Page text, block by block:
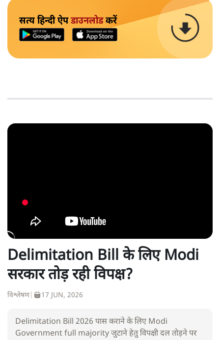
सत्य हिन्दी ऐपडाउनलोडकरें
Delimitation Bill के लिए Modi
सरकार तोड़ रही विपक्ष?
विश्लेषण| 17 JUN, 2026
Delimitation Bill 2026 पास कराने के लिए Modi
Government full majority जुटाने हेतु विपक्षी दल तोड़ने पर